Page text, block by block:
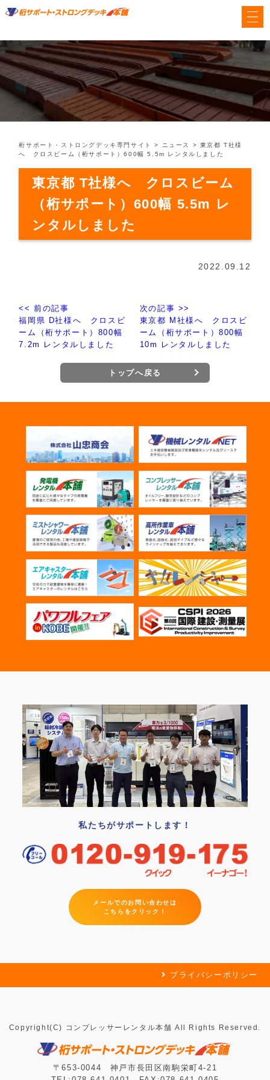
桁サポート・ストロングデッキ専門サイト > ニュース > 東京都 T社様
へ クロスビーム（桁サポート）600幅 5.5m レンタルしました
東京都 T社様へ クロスビーム
（桁サポート）600幅 5.5m レ
ンタルしました
2022.09.12
<< 前の記事
福岡県 D社様へ クロスビ
ーム（桁サポート）800幅
7.2m レンタルしました
次の記事 >>
東京都 M社様へ クロスビ
ーム（桁サポート）800幅
10m レンタルしました
トップへ戻る
私たちがサポートします！
メールでのお問い合わせは
こちらをクリック！
プライバシーポリシー
Copyright(C) コンプレッサーレンタル本舗 All Rights Reserved.
〒653-0044 神戸市長田区南駒栄町4-21